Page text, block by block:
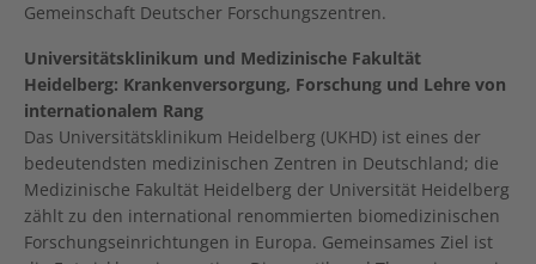
Gemeinschaft Deutscher Forschungszentren.
Universitätsklinikum und Medizinische Fakultät
Heidelberg: Krankenversorgung, Forschung und Lehre von
internationalem Rang
Das Universitätsklinikum Heidelberg (UKHD) ist eines der
bedeutendsten medizinischen Zentren in Deutschland; die
Medizinische Fakultät Heidelberg der Universität Heidelberg
zählt zu den international renommierten biomedizinischen
Forschungseinrichtungen in Europa. Gemeinsames Ziel ist